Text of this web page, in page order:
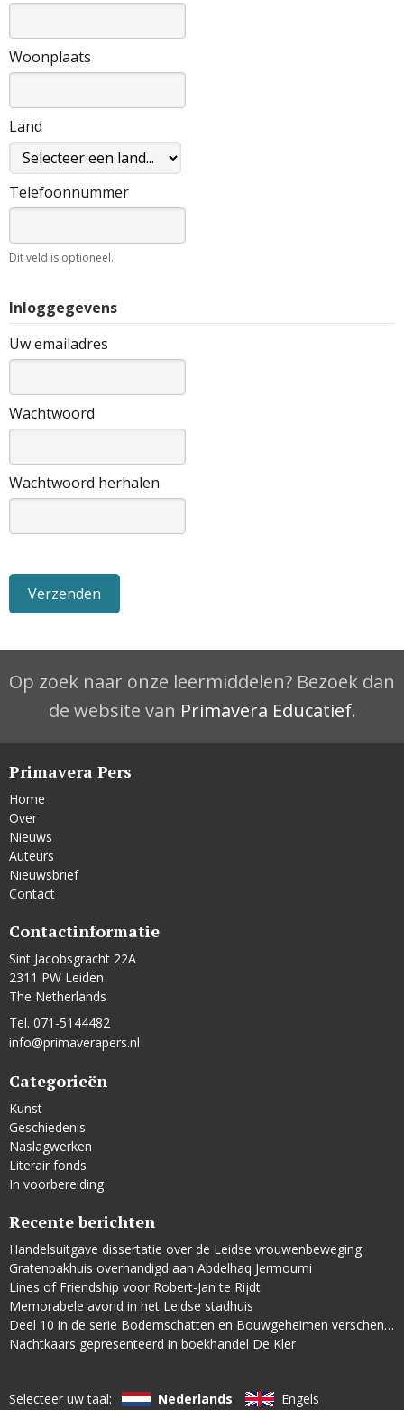
Woonplaats
Land
Telefoonnummer
Dit veld is optioneel.
Inloggegevens
Uw emailadres
Wachtwoord
Wachtwoord herhalen
Op zoek naar onze leermiddelen? Bezoek dan
de website van Primavera Educatief.
Primavera Pers
Home
Over
Nieuws
Auteurs
Nieuwsbrief
Contact
Contactinformatie
Sint Jacobsgracht 22A
2311 PW Leiden
The Netherlands
Tel. 071-5144482
info@primaverapers.nl
Categorieën
Kunst
Geschiedenis
Naslagwerken
Literair fonds
In voorbereiding
Recente berichten
Handelsuitgave dissertatie over de Leidse vrouwenbeweging
Gratenpakhuis overhandigd aan Abdelhaq Jermoumi
Lines of Friendship voor Robert-Jan te Rijdt
Memorabele avond in het Leidse stadhuis
Deel 10 in de serie Bodemschatten en Bouwgeheimen verschenen
Nachtkaars gepresenteerd in boekhandel De Kler
Selecteer uw taal: Nederlands Engels